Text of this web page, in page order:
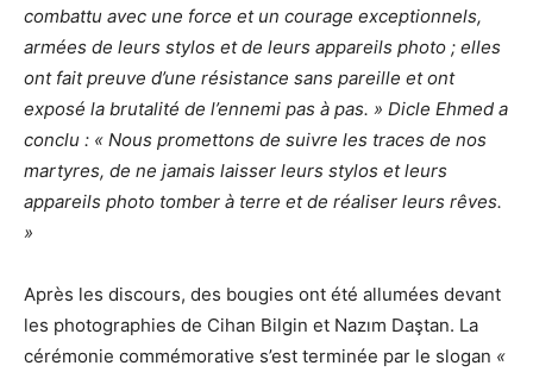
combattu avec une force et un courage exceptionnels,
armées de leurs stylos et de leurs appareils photo ; elles
ont fait preuve d’une résistance sans pareille et ont
exposé la brutalité de l’ennemi pas à pas. » Dicle Ehmed a
conclu : « Nous promettons de suivre les traces de nos
martyres, de ne jamais laisser leurs stylos et leurs
appareils photo tomber à terre et de réaliser leurs rêves.
»
Après les discours, des bougies ont été allumées devant
les photographies de Cihan Bilgin et Nazım Daştan. La
cérémonie commémorative s’est terminée par le slogan «